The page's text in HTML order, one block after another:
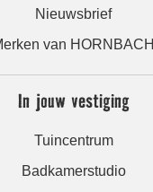
Nieuwsbrief
van HORNBACH
In jouw vestiging
Tuincentrum
Badkamerstudio